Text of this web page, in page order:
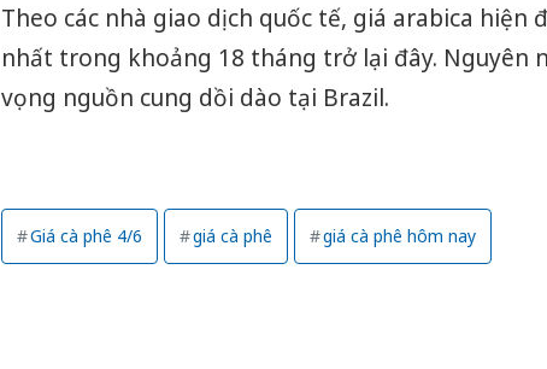
Theo các nhà giao dịch quốc tế, giá arabica hiện
nhất trong khoảng 18 tháng trở lại đây. Nguyên
vọng nguồn cung dồi dào tại Brazil.
Giá cà phê 4/6 giá cà phê giá cà phê hôm nay